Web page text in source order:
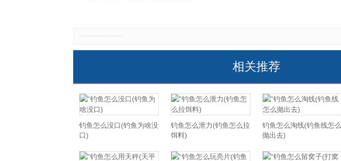
相关推荐
钓鱼怎么没口(钓鱼为啥没
口)
钓鱼怎么泄力(钓鱼怎么拉
饵料)
钓鱼怎么淘线(钓鱼线怎么
抛出去)